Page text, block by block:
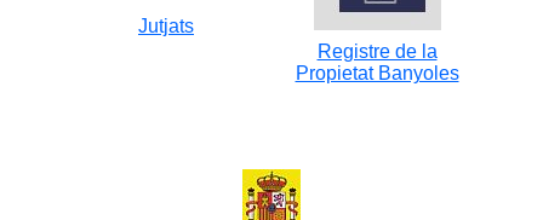
Jutjats
Registre de la
Propietat Banyoles